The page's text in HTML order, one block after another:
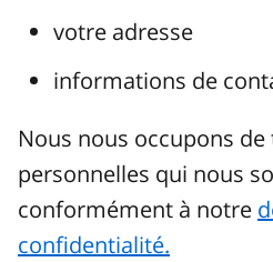
votre adresse
informations de
Nous nous occupons
personnelles qui nous
conformément à notre
confidentialité.